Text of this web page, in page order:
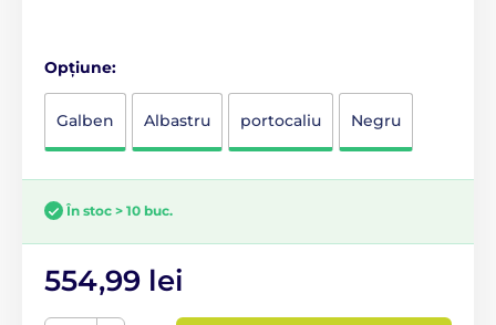
Opțiune:
Galben Albastru portocaliu Negru
În stoc > 10 buc.
554,99 lei